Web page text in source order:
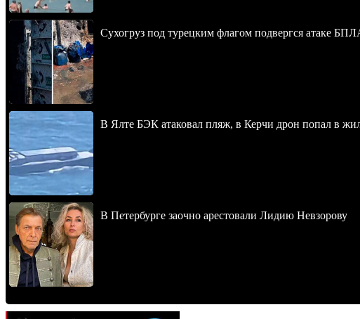
Сухогруз под турецким флагом подвергся атаке
В Ялте БЭК атаковал пляж, в Керчи дрон попал в
В Петербурге заочно арестовали Лидию Невзорову